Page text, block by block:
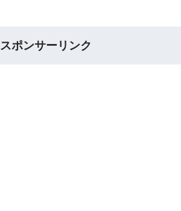
スポンサーリンク